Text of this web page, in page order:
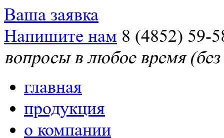
Ваша заявка
Напишите нам 8 (4852) 59-
вопросы в любое время
главная
продукция
о компании